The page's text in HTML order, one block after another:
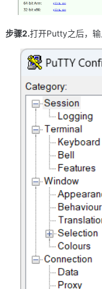
步骤2.打开Putty之后，